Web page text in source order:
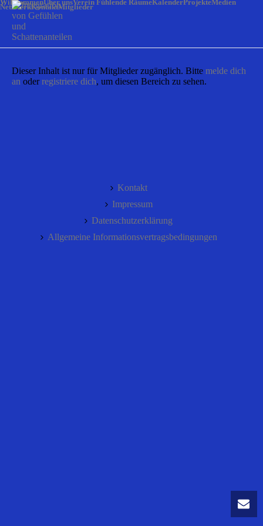
WillkommenÜber unsVerein Fühlende RäumeKalenderProjekteMedien
NetzwerkKontaktMitglieder
Dieser Inhalt ist nur für Mitglieder zugänglich. Bitte melde dich
an oderregistriere dich, um diesen Bereich zu sehen.
Kontakt
Impressum
Datenschutzerklärung
Allgemeine Informationsvertragsbedingungen